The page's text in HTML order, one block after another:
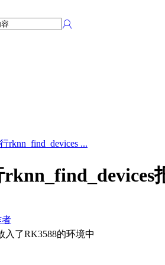
rknn_find_devices ...
者
入了RK3588的环境中